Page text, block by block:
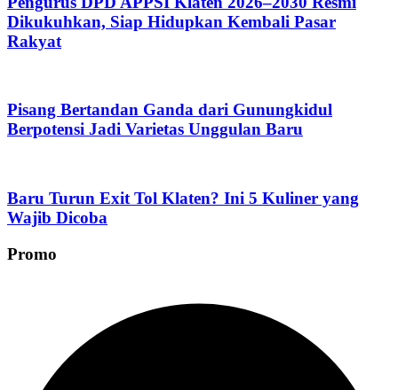
Dikukuhkan, Siap Hidupkan Kembali Pasar
Rakyat
Pisang Bertandan Ganda dari Gunungkidul
Berpotensi Jadi Varietas Unggulan Baru
Baru Turun Exit Tol Klaten? Ini 5 Kuliner yang
Wajib Dicoba
Promo